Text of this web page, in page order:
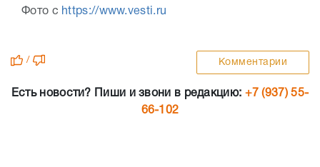
Фото с https://www.vesti.ru
/ Комментарии
Есть новости? Пиши и звони в редакцию: +7 (937) 55-
66-102